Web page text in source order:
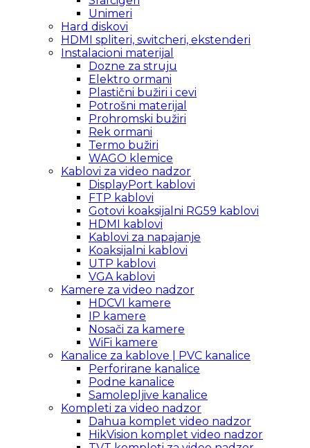
Unimeri
Hard diskovi
HDMI spliteri, switcheri, ekstenderi
Instalacioni materijal
Dozne za struju
Elektro ormani
Plastični bužiri i cevi
Potrošni materijal
Prohromski bužiri
Rek ormani
Termo bužiri
WAGO klemice
Kablovi za video nadzor
DisplayPort kablovi
FTP kablovi
Gotovi koaksijalni RG59 kablovi
HDMI kablovi
Kablovi za napajanje
Koaksijalni kablovi
UTP kablovi
VGA kablovi
Kamere za video nadzor
HDCVI kamere
IP kamere
Nosači za kamere
WiFi kamere
Kanalice za kablove | PVC kanalice
Perforirane kanalice
Podne kanalice
Samolepljive kanalice
Kompleti za video nadzor
Dahua komplet video nadzor
HikVision komplet video nadzor